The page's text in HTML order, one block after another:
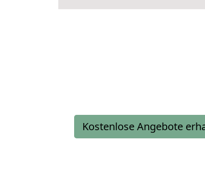
Kostenlose Angebote